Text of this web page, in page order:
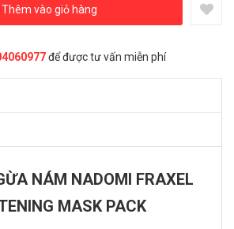
Thêm vào giỏ hàng
để được tư vấn miễn phí
NÁM NADOMI FRAXEL
MASK PACK